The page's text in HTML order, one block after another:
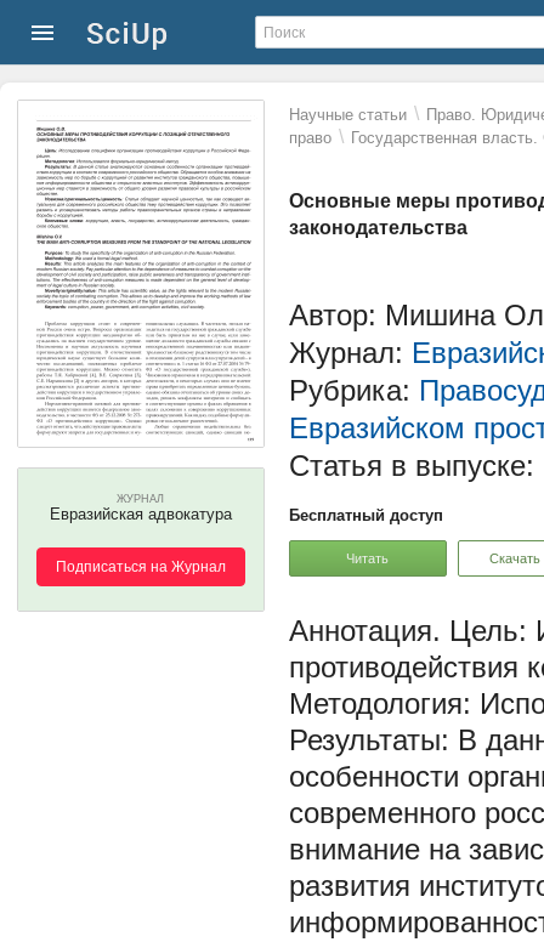
Научные статьи \ Право.
право \ Государственная
Основные меры
законодательства
ЖУРНАЛ
Евразийская адвокатура
Подписаться на Журнал
Автор: Мишина
Журнал:
Рубрика:
Евразийском
Статья в выпуске:
Бесплатный доступ
Читать Скачать
Цель:
противодействия
Методология:
Результаты: В
особенности
современного
внимание на
развития